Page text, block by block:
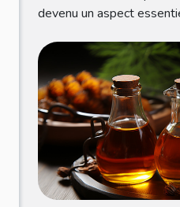
devenu un aspect